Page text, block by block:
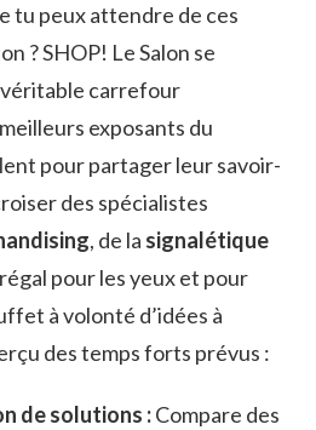
tu peux attendre de ces
? SHOP! Le Salon se
carrefour
exposants du
pour partager leur savoir-
des spécialistes
, de la signalétique
pour les yeux et pour
à volonté d’idées à
des temps forts prévus :
de solutions :Compare des